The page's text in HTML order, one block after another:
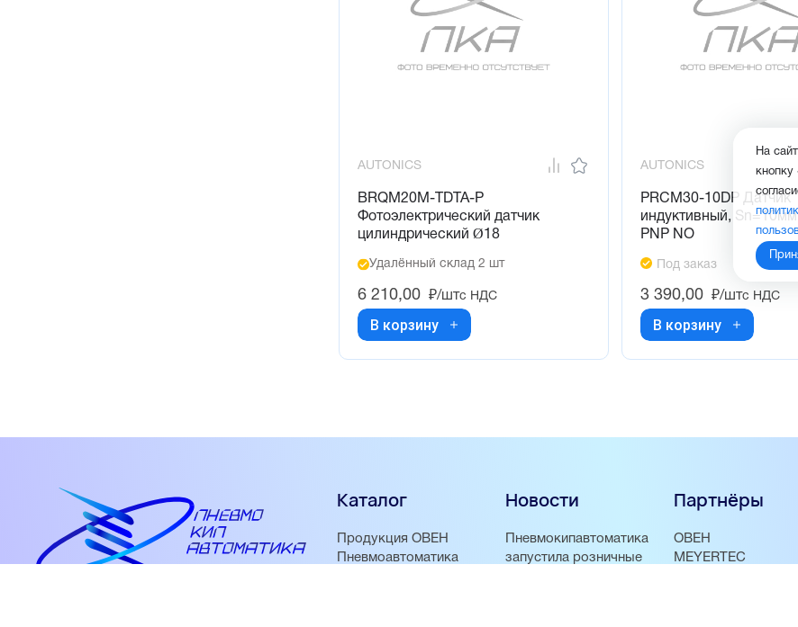
AUTONICS
BRQM20M-TDTA-P
Фотоэлектрический датчик
цилиндрический Ø18
Удалённый склад 2 шт
6 210,00 ₽/штс НДС
В корзину
AUTONICS
PRCM30-10DP Датчик
индуктивный,
PNP NO
Под заказ
3 390,00 ₽/штс НДС
В корзину
Каталог
Продукция ОВЕН
Пневмоавтоматика
Новости
Пневмокипавтоматика
запустила розничные
Партнёры
ОВЕН
MEYERTEC
На
кнопку